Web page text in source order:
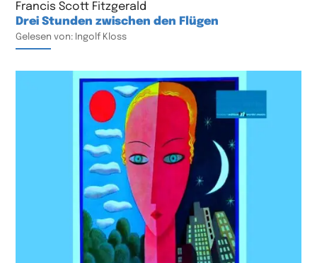
Francis Scott Fitzgerald
Drei Stunden zwischen den Flügen
Gelesen von: Ingolf Kloss